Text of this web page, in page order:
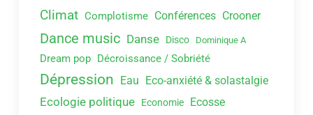
Climat Complotisme Conférences Crooner
Dance music Danse Disco Dominique A
Dream pop Décroissance / Sobriété
Dépression Eau Eco-anxiété & solastalgie
Ecologie politique Economie Ecosse